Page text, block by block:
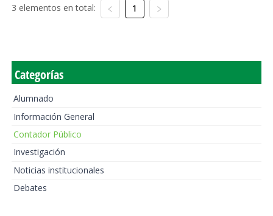
3 elementos en total: 1
Categorías
Alumnado
Información General
Contador Público
Investigación
Noticias institucionales
Debates